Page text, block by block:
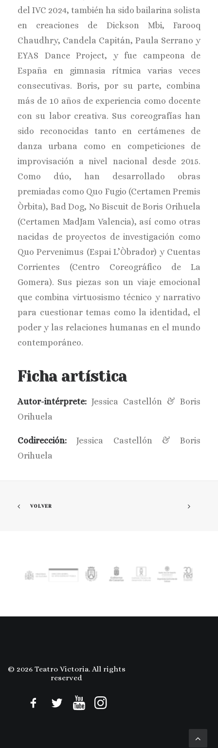
del IVC 2024, también ha sido bailarina solista
en creaciones de Dickson Mbi, Farooq
Chaudhry, Candela Capitán, Paula Serrano y
EYAS Dance Project, y fue campeona de
España en gimnasia rítmica varias veces
consecutivas. Boris, por su parte, combina
más de 10 años de experiencia como docente
con su labor creativa. Sus coreografías han
sido reconocidas tanto en certámenes de
danza urbana como en competiciones de
improvisación a nivel nacional desde 2015.
Como dúo, han desarrollado obras
premiadas como Quo Fugio (Certamen Premis
Òrbita), Bad Dog, No Biscuit de Boris Orihuela
(Certamen MadJam Valencia), así como otras
nacidas de proyectos de investigación como
Quo Pervenimus (Espai L’Òbrador) y Cuentas
Corrientes (Centro Coreográfico de La
Gomera). Sus piezas son un viaje emocional
que combina virtuosismo técnico y narrativo
para cuestionar temas como la identidad, el
poder y las relaciones humanas en el mundo
contemporáneo.
Ficha artística
Autor-intérprete: Jessica Castellón & Boris
Orihuela
Codirección: Jessica Castellón & Boris
Orihuela
VOLVER
© 2026 Teatro Victoria. All rights
reserved